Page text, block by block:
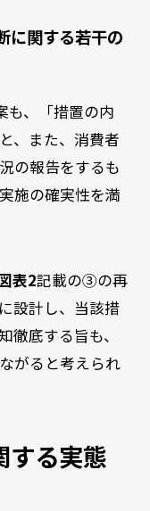
に関する若干の
も、「措置の内
、また、消費者
の報告をするも
施の確実性を満
表2記載の③の再
設計し、当該措
底する旨も、
がると考えられ
する実態